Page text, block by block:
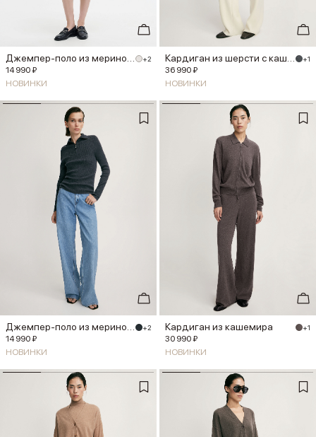
Джемпер-поло из мериноса +2
14 990 ₽
НОВИНКИ
Кардиган из шерсти с кашемиром +1
36 990 ₽
НОВИНКИ
Джемпер-поло из мериноса +2
14 990 ₽
НОВИНКИ
Кардиган из кашемира +1
30 990 ₽
НОВИНКИ